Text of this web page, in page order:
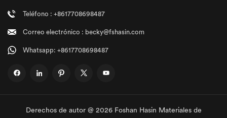
Teléfono : +8617708698487
Correo electrónico : becky@fshasin.com
Whatsapp: +8617708698487
Derechos de autor @ 2026 Foshan Hasin Materiales de